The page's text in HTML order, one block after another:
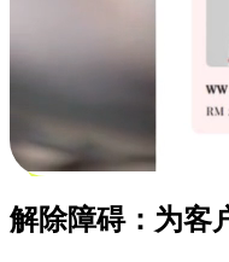
解除障碍：为客